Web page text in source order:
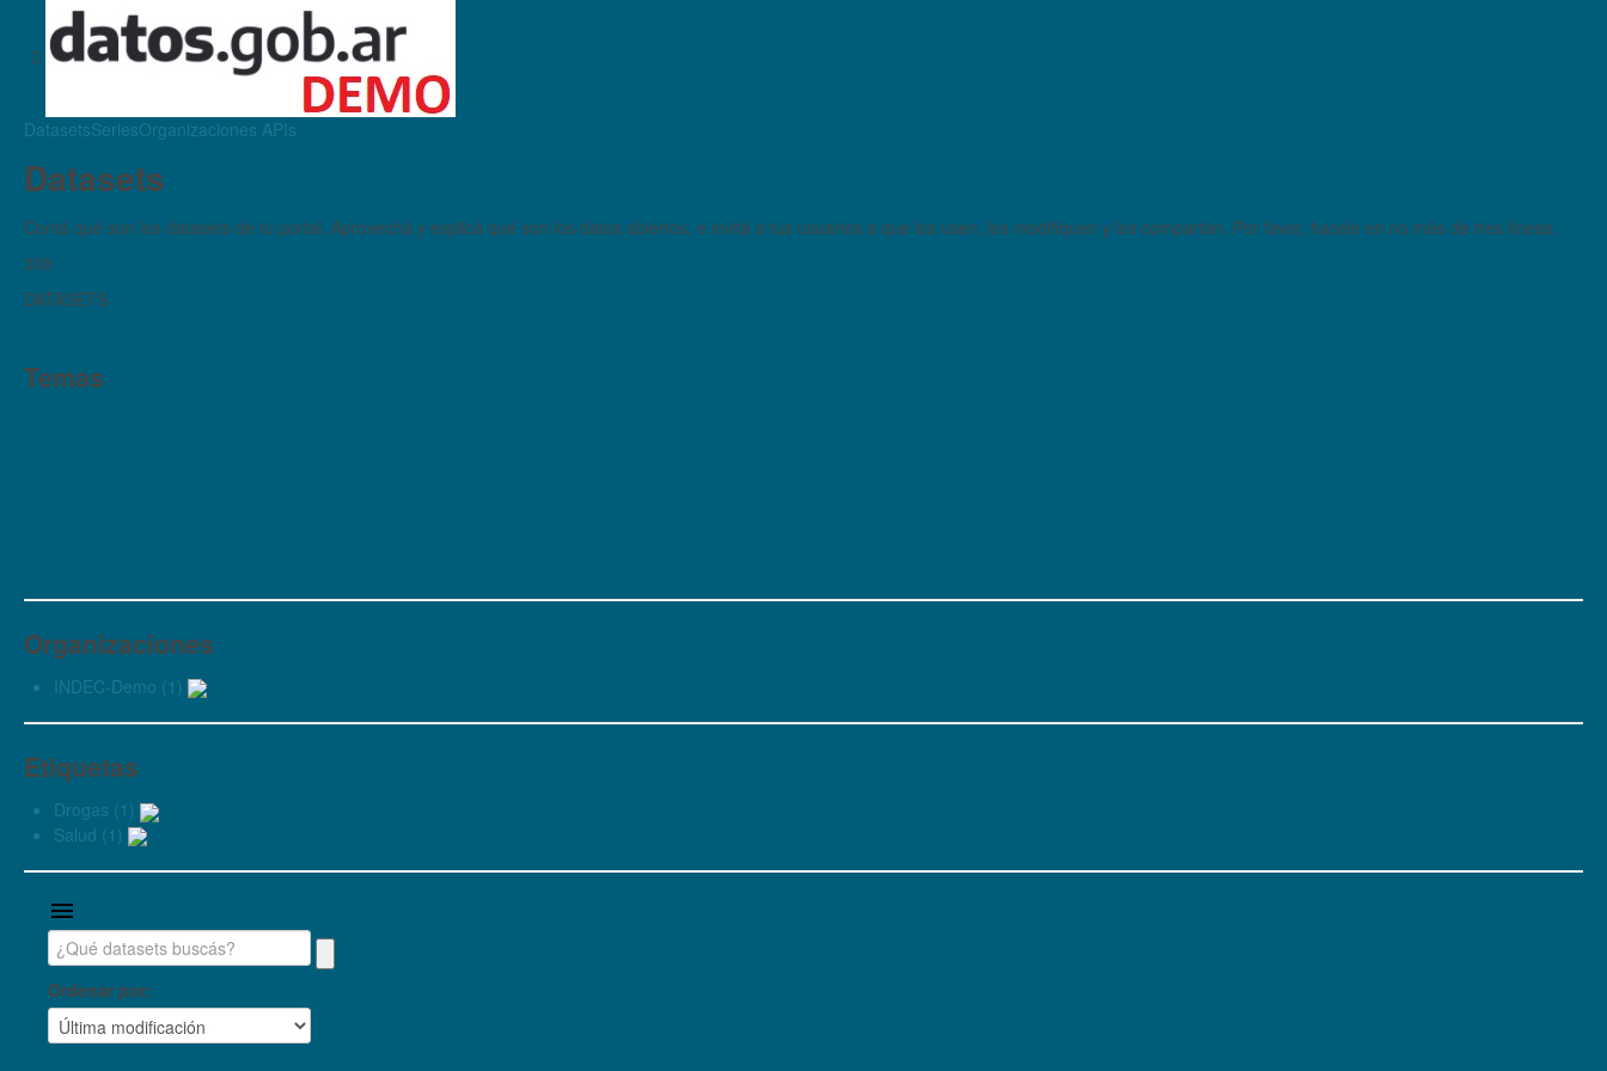
DatasetsSeriesOrganizaciones APIs
Datasets
Contá qué son los datasets de tu portal. Aprovechá y explicá qué son los datos abiertos, e invitá a tus usuarios a que los usen, los modifiquen y los compartan. Por favor, hacelo en no más de tres líneas.
308
DATASETS
Temas
Organizaciones
INDEC-Demo (1)
Etiquetas
Drogas (1)
Salud (1)
Ordenar por